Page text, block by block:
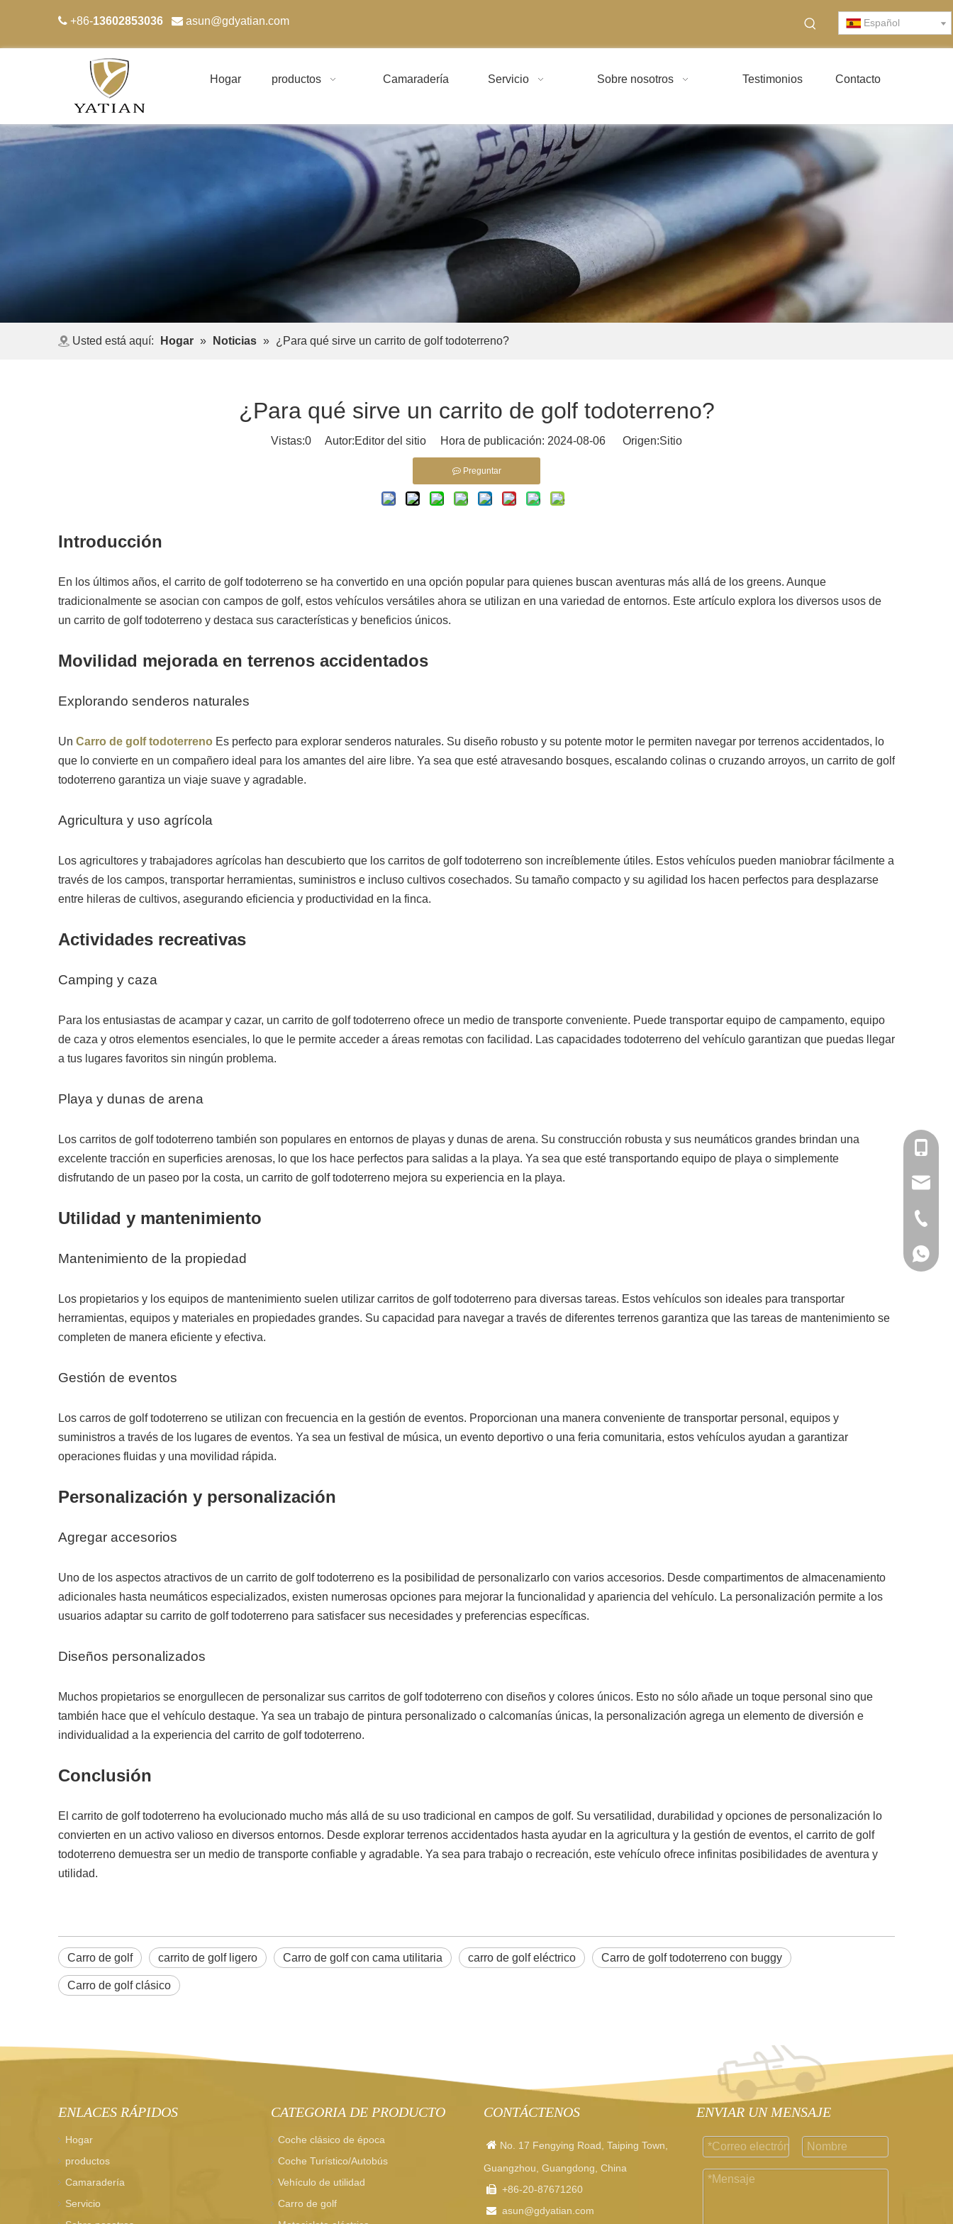
 +86-13602853036  asun@gdyatian.com Español
Hogar productos Camaradería Servicio Sobre nosotros Testimonios Contacto
Usted está aquí: Hogar » Noticias » ¿Para qué sirve un carrito de golf todoterreno?
¿Para qué sirve un carrito de golf todoterreno?
Vistas:0 Autor:Editor del sitio Hora de publicación: 2024-08-06 Origen:Sitio
Preguntar
Introducción
En los últimos años, el carrito de golf todoterreno se ha convertido en una opción popular para quienes buscan aventuras más allá de los greens. Aunque
tradicionalmente se asocian con campos de golf, estos vehículos versátiles ahora se utilizan en una variedad de entornos. Este artículo explora los diversos usos de
un carrito de golf todoterreno y destaca sus características y beneficios únicos.
Movilidad mejorada en terrenos accidentados
Explorando senderos naturales
Un Carro de golf todoterreno Es perfecto para explorar senderos naturales. Su diseño robusto y su potente motor le permiten navegar por terrenos accidentados, lo
que lo convierte en un compañero ideal para los amantes del aire libre. Ya sea que esté atravesando bosques, escalando colinas o cruzando arroyos, un carrito de golf
todoterreno garantiza un viaje suave y agradable.
Agricultura y uso agrícola
Los agricultores y trabajadores agrícolas han descubierto que los carritos de golf todoterreno son increíblemente útiles. Estos vehículos pueden maniobrar fácilmente a
través de los campos, transportar herramientas, suministros e incluso cultivos cosechados. Su tamaño compacto y su agilidad los hacen perfectos para desplazarse
entre hileras de cultivos, asegurando eficiencia y productividad en la finca.
Actividades recreativas
Camping y caza
Para los entusiastas de acampar y cazar, un carrito de golf todoterreno ofrece un medio de transporte conveniente. Puede transportar equipo de campamento, equipo
de caza y otros elementos esenciales, lo que le permite acceder a áreas remotas con facilidad. Las capacidades todoterreno del vehículo garantizan que puedas llegar
a tus lugares favoritos sin ningún problema.
Playa y dunas de arena
Los carritos de golf todoterreno también son populares en entornos de playas y dunas de arena. Su construcción robusta y sus neumáticos grandes brindan una
excelente tracción en superficies arenosas, lo que los hace perfectos para salidas a la playa. Ya sea que esté transportando equipo de playa o simplemente
disfrutando de un paseo por la costa, un carrito de golf todoterreno mejora su experiencia en la playa.
Utilidad y mantenimiento
Mantenimiento de la propiedad
Los propietarios y los equipos de mantenimiento suelen utilizar carritos de golf todoterreno para diversas tareas. Estos vehículos son ideales para transportar
herramientas, equipos y materiales en propiedades grandes. Su capacidad para navegar a través de diferentes terrenos garantiza que las tareas de mantenimiento se
completen de manera eficiente y efectiva.
Gestión de eventos
Los carros de golf todoterreno se utilizan con frecuencia en la gestión de eventos. Proporcionan una manera conveniente de transportar personal, equipos y
suministros a través de los lugares de eventos. Ya sea un festival de música, un evento deportivo o una feria comunitaria, estos vehículos ayudan a garantizar
operaciones fluidas y una movilidad rápida.
Personalización y personalización
Agregar accesorios
Uno de los aspectos atractivos de un carrito de golf todoterreno es la posibilidad de personalizarlo con varios accesorios. Desde compartimentos de almacenamiento
adicionales hasta neumáticos especializados, existen numerosas opciones para mejorar la funcionalidad y apariencia del vehículo. La personalización permite a los
usuarios adaptar su carrito de golf todoterreno para satisfacer sus necesidades y preferencias específicas.
Diseños personalizados
Muchos propietarios se enorgullecen de personalizar sus carritos de golf todoterreno con diseños y colores únicos. Esto no sólo añade un toque personal sino que
también hace que el vehículo destaque. Ya sea un trabajo de pintura personalizado o calcomanías únicas, la personalización agrega un elemento de diversión e
individualidad a la experiencia del carrito de golf todoterreno.
Conclusión
El carrito de golf todoterreno ha evolucionado mucho más allá de su uso tradicional en campos de golf. Su versatilidad, durabilidad y opciones de personalización lo
convierten en un activo valioso en diversos entornos. Desde explorar terrenos accidentados hasta ayudar en la agricultura y la gestión de eventos, el carrito de golf
todoterreno demuestra ser un medio de transporte confiable y agradable. Ya sea para trabajo o recreación, este vehículo ofrece infinitas posibilidades de aventura y
utilidad.
Carro de golf carrito de golf ligero Carro de golf con cama utilitaria carro de golf eléctrico Carro de golf todoterreno con buggy
Carro de golf clásico
ENLACES RÁPIDOS
Hogar
productos
Camaradería
Servicio
CATEGORIA DE PRODUCTO
Coche clásico de época
Coche Turístico/Autobús
Vehículo de utilidad
Carro de golf
CONTÁCTENOS
 No. 17 Fengying Road, Taiping Town,
Guangzhou, Guangdong, China
 +86-20-87671260
 asun@gdyatian.com
+86-
+86-20-
ENVIAR UN MENSAJE